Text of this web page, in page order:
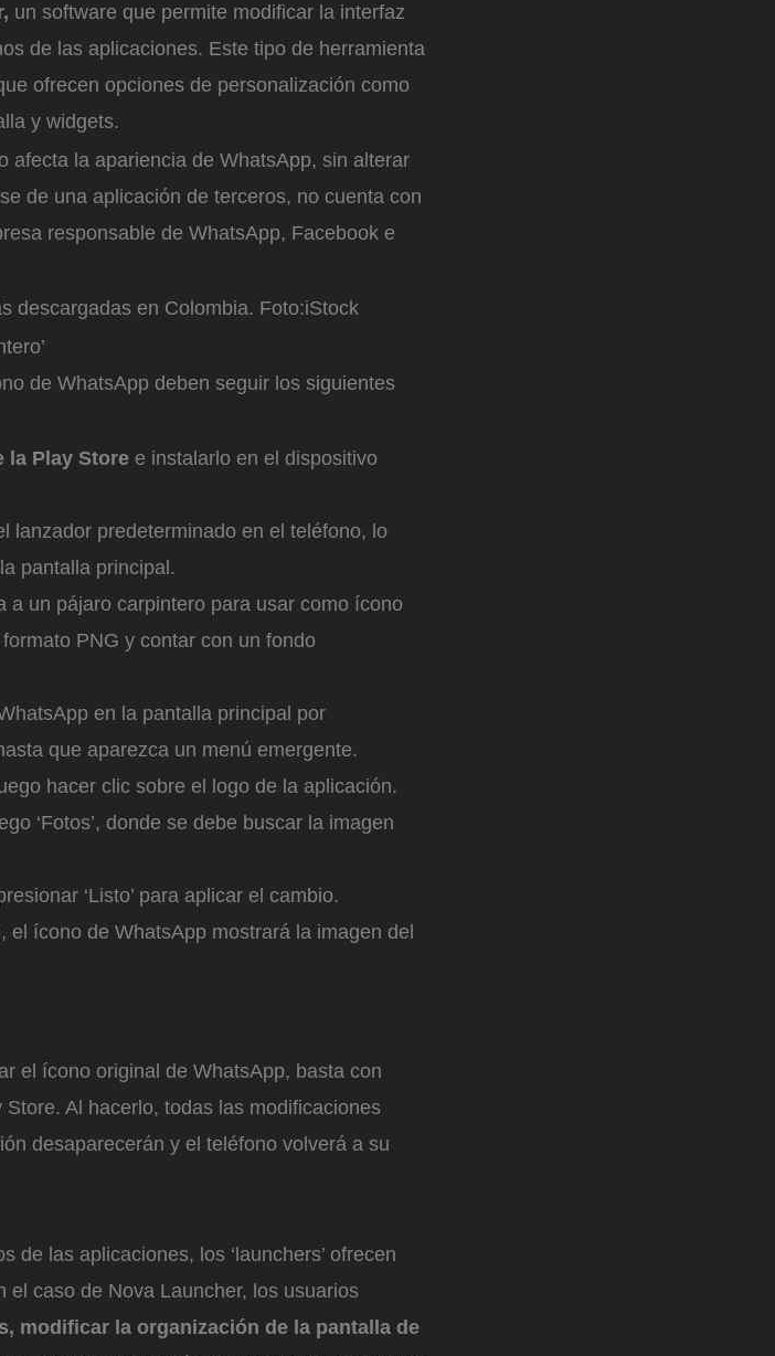
un software que permite modificar la interfaz
de las aplicaciones. Este tipo de herramienta
ofrecen opciones de personalización como
y widgets.
afecta la apariencia de WhatsApp, sin alterar
de una aplicación de terceros, no cuenta con
responsable de WhatsApp, Facebook e
descargadas en Colombia. Foto:iStock
de WhatsApp deben seguir los siguientes
la Play Store e instalarlo en el dispositivo
lanzador predeterminado en el teléfono, lo
pantalla principal.
a un pájaro carpintero para usar como ícono
PNG y contar con un fondo
en la pantalla principal por
que aparezca un menú emergente.
hacer clic sobre el logo de la aplicación.
‘Fotos’, donde se debe buscar la imagen
‘Listo’ para aplicar el cambio.
el ícono de WhatsApp mostrará la imagen del
el ícono original de WhatsApp, basta con
Al hacerlo, todas las modificaciones
desaparecerán y el teléfono volverá a su
de las aplicaciones, los ‘launchers’ ofrecen
el caso de Nova Launcher, los usuarios
modificar la organización de la pantalla de